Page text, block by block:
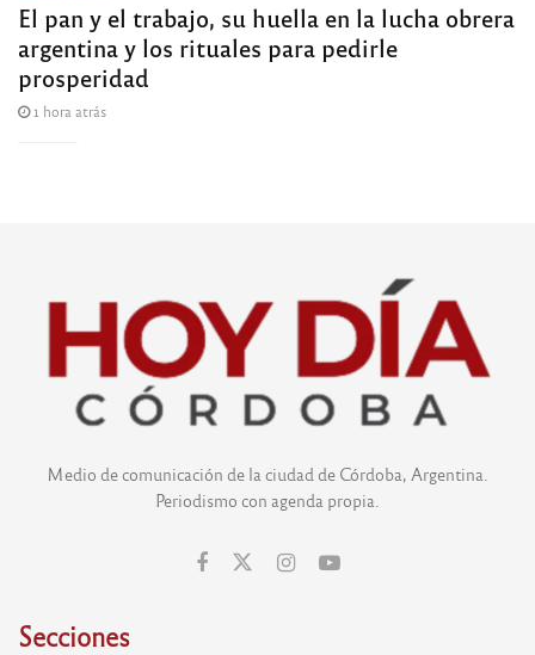
El pan y el trabajo, su huella en la lucha obrera
argentina y los rituales para pedirle
prosperidad
1 hora atrás
Medio de comunicación de la ciudad de Córdoba, Argentina.
Periodismo con agenda propia.
Secciones